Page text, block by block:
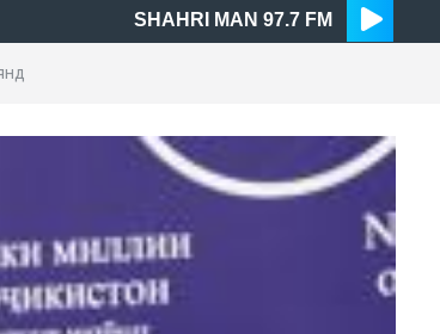
SHAHRI MAN 97.7 FM